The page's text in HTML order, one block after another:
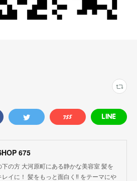
675
下の方 大河原町にある静かな美容室 髪を
レイに！ 髪をもっと面白く‼︎ をテーマにや